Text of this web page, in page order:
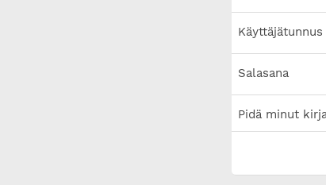
Käyttäjätunnus
Salasana
Pidä minut